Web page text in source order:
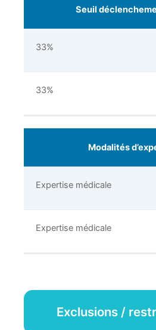
Seuil
33%
33%
Modalités
Expertise médicale
Expertise médicale
Exclusions /